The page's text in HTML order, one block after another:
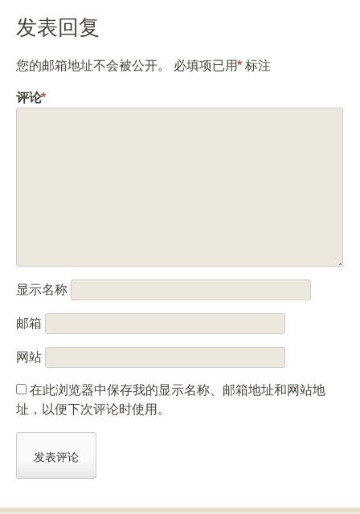
发表回复
您的邮箱地址不会被公开。 必填项已用* 标注
评论*
显示名称
邮箱
网站
在此浏览器中保存我的显示名称、邮箱地址和网站地
址，以便下次评论时使用。